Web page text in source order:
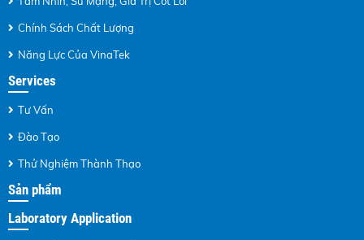
Chính Sách Chất Lượng
Năng Lực Của VinaTek
Services
Tư Vấn
Đào Tạo
Thử Nghiệm Thành Thạo
Sản phẩm
Laboratory Application